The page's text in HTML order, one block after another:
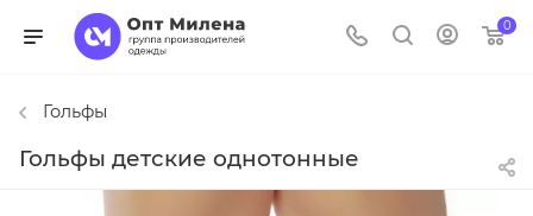
0
Гольфы
Гольфы детские однотонные